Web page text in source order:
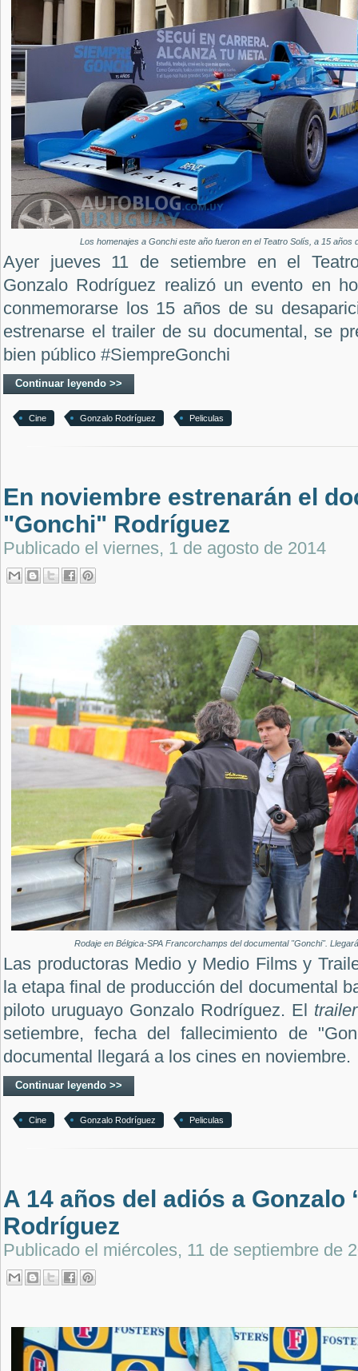
Los homenajes a Gonchi este año fueron en el Teatro Solís, a 15 años
Ayer jueves 11 de setiembre en el
Gonzalo Rodríguez realizó un evento en
conmemorarse los 15 años de su
estrenarse el trailer de su documental, se
bien público #SiempreGonchi
Continuar leyendo >>
Cine Gonzalo Rodríguez Peliculas
En noviembre estrenarán el
"Gonchi" Rodríguez
Publicado el viernes, 1 de agosto de 2014
Rodaje en Bélgica-SPA Francorchamps del documental "Gonchi".
Las productoras Medio y Medio Films y
la etapa final de producción del documental
piloto uruguayo Gonzalo Rodríguez. El trailer
setiembre, fecha del fallecimiento de
documental llegará a los cines en noviembre.
Continuar leyendo >>
Cine Gonzalo Rodríguez Peliculas
A 14 años del adiós a Gonzalo
Rodríguez
Publicado el miércoles, 11 de septiembre de